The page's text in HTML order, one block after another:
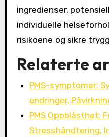
ingredienser,
individuelle
risikoene og sikre
Relaterte
PMS-symptomer:
endringer,
PMS Oppblåsthet:
Stresshåndtering,